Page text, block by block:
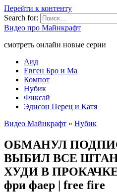
Перейти к контенту
Search for:
Видео про Майнкрафт
смотреть онлайн новые серии
Аид
Евген Бро и Ма
Компот
Нубик
Фиксай
Эдисон Перец и Катя
Видео Майнкрафт » Нубик
ОБМАНУЛ
ВЫБИЛ ВСЕ
ХУДИ В
фри фаер | free fire